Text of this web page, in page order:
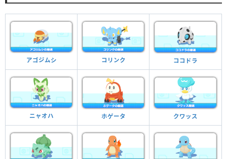
アゴジムシ コリンク ココドラ
ニャオハ ホゲータ クワッス